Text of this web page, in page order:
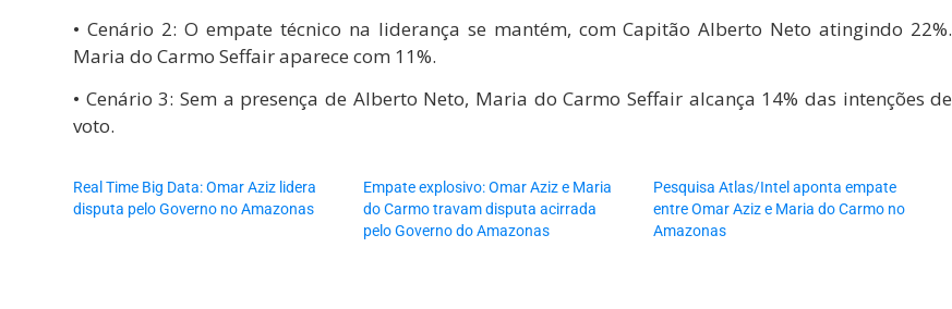
• Cenário 2: O empate técnico na liderança se mantém, com Capitão Alberto Neto atingindo 22%.
Maria do Carmo Seffair aparece com 11%.
• Cenário 3: Sem a presença de Alberto Neto, Maria do Carmo Seffair alcança 14% das intenções de
voto.
Real Time Big Data: Omar Aziz lidera
disputa pelo Governo no Amazonas
Empate explosivo: Omar Aziz e Maria
do Carmo travam disputa acirrada
pelo Governo do Amazonas
Pesquisa Atlas/Intel aponta empate
entre Omar Aziz e Maria do Carmo no
Amazonas